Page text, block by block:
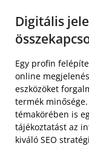
Digitális
Egy profin
online
eszközöket
termék
témakörében is
tájékoztatást az
kiváló SEO